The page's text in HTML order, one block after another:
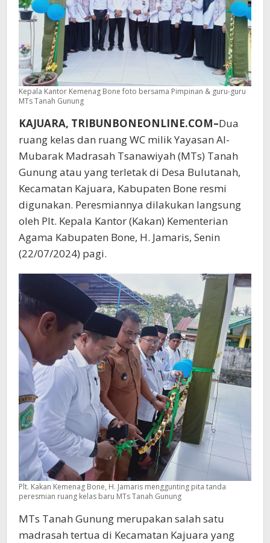
Kepala Kantor Kemenag Bone foto bersama Pimpinan & guru-guru
MTs Tanah Gunung
KAJUARA, TRIBUNBONEONLINE.COM–Dua
ruang kelas dan ruang WC milik Yayasan Al-
Mubarak Madrasah Tsanawiyah (MTs) Tanah
Gunung atau yang terletak di Desa Bulutanah,
Kecamatan Kajuara, Kabupaten Bone resmi
digunakan. Peresmiannya dilakukan langsung
oleh Plt. Kepala Kantor (Kakan) Kementerian
Agama Kabupaten Bone, H. Jamaris, Senin
(22/07/2024) pagi.
Plt. Kakan Kemenag Bone, H. Jamaris menggunting pita tanda
peresmian ruang kelas baru MTs Tanah Gunung
MTs Tanah Gunung merupakan salah satu
madrasah tertua di Kecamatan Kajuara yang